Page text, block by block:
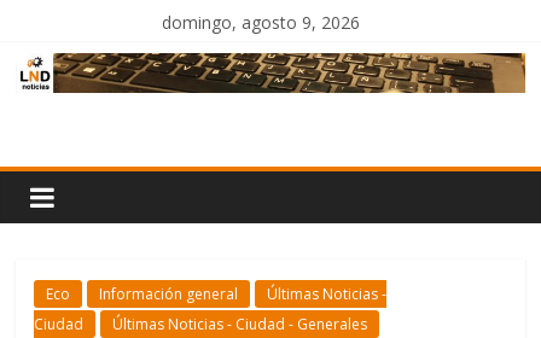
contenido
domingo, agosto 9, 2026
Noticias
Eco Información general
Últimas Noticias -
Ciudad
Últimas Noticias - Ciudad - Generales